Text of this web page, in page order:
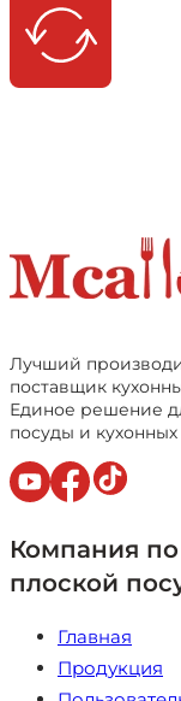
Лучший
поставщик
Единое решение
посуды и
Компания
плоской
Главная
Продукция